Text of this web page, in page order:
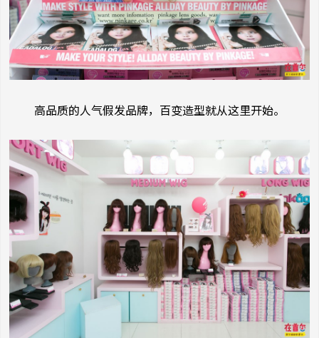
高品质的人气假发品牌，百变造型就从这里开始。